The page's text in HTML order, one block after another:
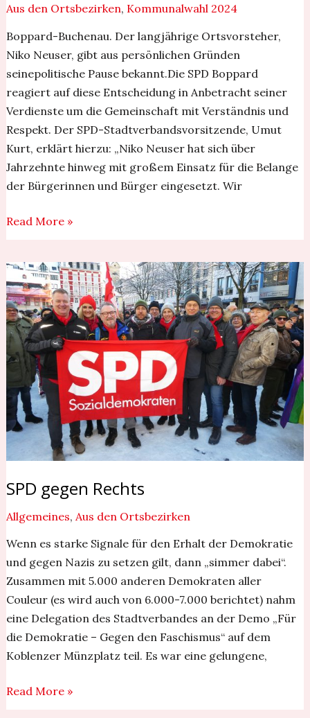
Aus den Ortsbezirken, Kommunalwahl 2024
Boppard-Buchenau. Der langjährige Ortsvorsteher,
Niko Neuser, gibt aus persönlichen Gründen
seinepolitische Pause bekannt.Die SPD Boppard
reagiert auf diese Entscheidung in Anbetracht seiner
Verdienste um die Gemeinschaft mit Verständnis und
Respekt. Der SPD-Stadtverbandsvorsitzende, Umut
Kurt, erklärt hierzu: „Niko Neuser hat sich über
Jahrzehnte hinweg mit großem Einsatz für die Belange
der Bürgerinnen und Bürger eingesetzt. Wir
Read More »
SPD gegen Rechts
Allgemeines, Aus den Ortsbezirken
Wenn es starke Signale für den Erhalt der Demokratie
und gegen Nazis zu setzen gilt, dann „simmer dabei“.
Zusammen mit 5.000 anderen Demokraten aller
Couleur (es wird auch von 6.000-7.000 berichtet) nahm
eine Delegation des Stadtverbandes an der Demo „Für
die Demokratie – Gegen den Faschismus“ auf dem
Koblenzer Münzplatz teil. Es war eine gelungene,
SPD
gegen
Rechts
Read More »